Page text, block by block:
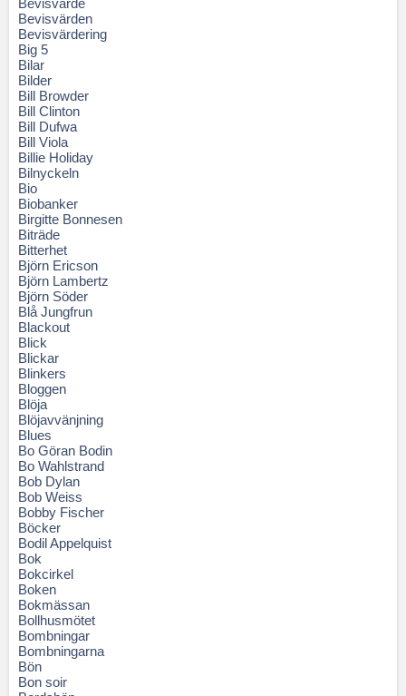
Bevisvärde
Bevisvärden
Bevisvärdering
Big 5
Bilar
Bilder
Bill Browder
Bill Clinton
Bill Dufwa
Bill Viola
Billie Holiday
Bilnyckeln
Bio
Biobanker
Birgitte Bonnesen
Biträde
Bitterhet
Björn Ericson
Björn Lambertz
Björn Söder
Blå Jungfrun
Blackout
Blick
Blickar
Blinkers
Bloggen
Blöja
Blöjavvänjning
Blues
Bo Göran Bodin
Bo Wahlstrand
Bob Dylan
Bob Weiss
Bobby Fischer
Böcker
Bodil Appelquist
Bok
Bokcirkel
Boken
Bokmässan
Bollhusmötet
Bombningar
Bombningarna
Bön
Bon soir